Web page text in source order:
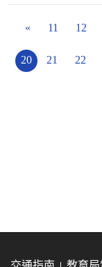
« 11 12
20 21 22